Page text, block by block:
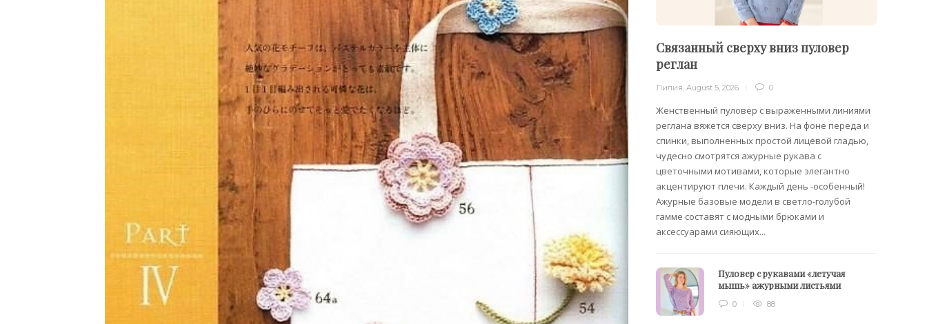
Связанный сверху вниз пуловер
реглан
Лилия ,August 5, 2026 0
Женственный пуловер с выраженными линиями
реглана вяжется сверху вниз. На фоне переда и
спинки, выполненных простой лицевой гладью,
чудесно смотрятся ажурные рукава с
цветочными мотивами, которые элегантно
акцентируют плечи. Каждый день -особенный!
Ажурные базовые модели в светло-голубой
гамме составят с модными брюками и
аксессуарами сияющих...
Пуловер с рукавами «летучая
мышь» ажурными листьями
0 88